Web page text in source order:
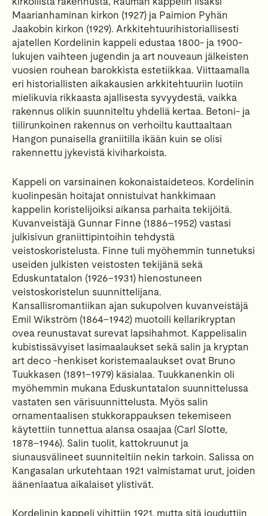
Maarianhaminan kirkon (1927) ja Paimion Pyhän
Jaakobin kirkon (1929). Arkkitehtuurihistoriallisesti
ajatellen Kordelinin kappeli edustaa 1800- ja 1900-
lukujen vaihteen jugendin ja art nouveaun jälkeisten
vuosien rouhean barokkista estetiikkaa. Viittaamalla
eri historiallisten aikakausien arkkitehtuuriin luotiin
mielikuvia rikkaasta ajallisesta syvyydestä, vaikka
rakennus olikin suunniteltu yhdellä kertaa. Betoni- ja
tiilirunkoinen rakennus on verhoiltu kauttaaltaan
Hangon punaisella graniitilla ikään kuin se olisi
rakennettu jykevistä kiviharkoista.
Kappeli on varsinainen kokonaistaideteos. Kordelinin
kuolinpesän hoitajat onnistuivat hankkimaan
kappelin koristelijoiksi aikansa parhaita tekijöitä.
Kuvanveistäjä Gunnar Finne (1886–1952) vastasi
julkisivun graniittipintoihin tehdystä
veistoskoristelusta. Finne tuli myöhemmin tunnetuksi
useiden julkisten veistosten tekijänä sekä
Eduskuntatalon (1926–1931) hienostuneen
veistoskoristelun suunnittelijana.
Kansallisromantiikan ajan sukupolven kuvanveistäjä
Emil Wikström (1864–1942) muotoili kellarikryptan
ovea reunustavat surevat lapsihahmot. Kappelisalin
kubistissävyiset lasimaalaukset sekä salin ja kryptan
art deco -henkiset koristemaalaukset ovat Bruno
Tuukkasen (1891–1979) käsialaa. Tuukkanenkin oli
myöhemmin mukana Eduskuntatalon suunnittelussa
vastaten sen värisuunnittelusta. Myös salin
ornamentaalisen stukkorappauksen tekemiseen
käytettiin tunnettua alansa osaajaa (Carl Slotte,
1878–1946). Salin tuolit, kattokruunut ja
siunausvälineet suunniteltiin nekin tarkoin. Salissa on
Kangasalan urkutehtaan 1921 valmistamat urut, joiden
äänenlaatua aikalaiset ylistivät.
Kordelinin kappeli vihittiin 1921, mutta sitä jouduttiin